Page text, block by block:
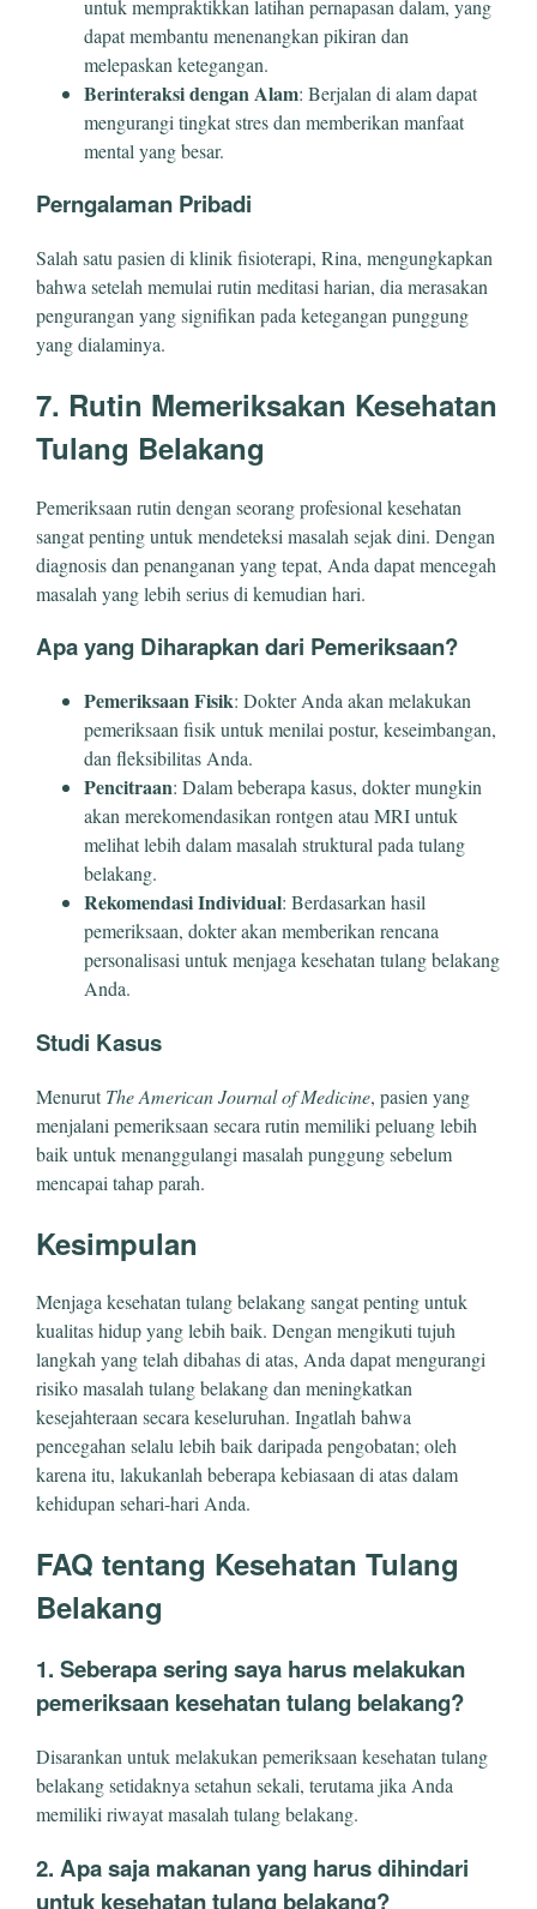
untuk mempraktikkan latihan pernapasan dalam, yang
dapat membantu menenangkan pikiran dan
melepaskan ketegangan.
Berinteraksi dengan Alam: Berjalan di alam dapat
mengurangi tingkat stres dan memberikan manfaat
mental yang besar.
Perngalaman Pribadi
Salah satu pasien di klinik fisioterapi, Rina, mengungkapkan
bahwa setelah memulai rutin meditasi harian, dia merasakan
pengurangan yang signifikan pada ketegangan punggung
yang dialaminya.
7. Rutin Memeriksakan Kesehatan
Tulang Belakang
Pemeriksaan rutin dengan seorang profesional kesehatan
sangat penting untuk mendeteksi masalah sejak dini. Dengan
diagnosis dan penanganan yang tepat, Anda dapat mencegah
masalah yang lebih serius di kemudian hari.
Apa yang Diharapkan dari Pemeriksaan?
Pemeriksaan Fisik: Dokter Anda akan melakukan
pemeriksaan fisik untuk menilai postur, keseimbangan,
dan fleksibilitas Anda.
Pencitraan: Dalam beberapa kasus, dokter mungkin
akan merekomendasikan rontgen atau MRI untuk
melihat lebih dalam masalah struktural pada tulang
belakang.
Rekomendasi Individual: Berdasarkan hasil
pemeriksaan, dokter akan memberikan rencana
personalisasi untuk menjaga kesehatan tulang belakang
Anda.
Studi Kasus
MenurutThe American Journal of Medicine, pasien yang
menjalani pemeriksaan secara rutin memiliki peluang lebih
baik untuk menanggulangi masalah punggung sebelum
mencapai tahap parah.
Kesimpulan
Menjaga kesehatan tulang belakang sangat penting untuk
kualitas hidup yang lebih baik. Dengan mengikuti tujuh
langkah yang telah dibahas di atas, Anda dapat mengurangi
risiko masalah tulang belakang dan meningkatkan
kesejahteraan secara keseluruhan. Ingatlah bahwa
pencegahan selalu lebih baik daripada pengobatan; oleh
karena itu, lakukanlah beberapa kebiasaan di atas dalam
kehidupan sehari-hari Anda.
FAQ tentang Kesehatan Tulang
Belakang
1. Seberapa sering saya harus melakukan
pemeriksaan kesehatan tulang belakang?
Disarankan untuk melakukan pemeriksaan kesehatan tulang
belakang setidaknya setahun sekali, terutama jika Anda
memiliki riwayat masalah tulang belakang.
2. Apa saja makanan yang harus dihindari
untuk kesehatan tulang belakang?